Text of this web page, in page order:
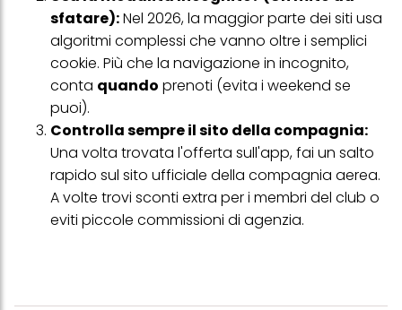
sfatare):Nel 2026, la maggior parte dei siti usa
algoritmi complessi che vanno oltre i semplici
cookie. Più che la navigazione in incognito,
conta quando prenoti (evita i weekend se
puoi).
Controlla sempre il sito della compagnia:
Una volta trovata l'offerta sull'app, fai un salto
rapido sul sito ufficiale della compagnia aerea.
A volte trovi sconti extra per i membri del club o
eviti piccole commissioni di agenzia.
trattamento dei tuoi dati / sull'uso dei cookie e consentirli per uno o
più degli scopi sopra menzionati. Cliccando su "Accetta tutto",
acconsenti all'uso dei cookie e al trattamento dei tuoi dati
personali per tutte le finalità sopra indicate. Se fai clic su "Rifiuta",
verranno utilizzati solo i cookie tecnicamente necessari per fornirti
questo sito web.